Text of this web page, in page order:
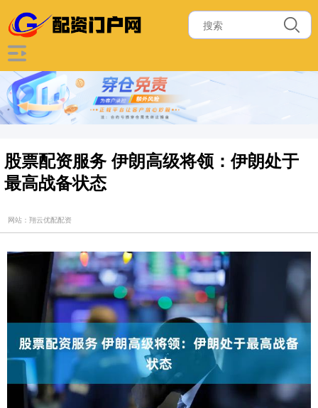
股票配资服务 伊朗高级将领：伊朗处于
最高战备状态
网站：翔云优配配资